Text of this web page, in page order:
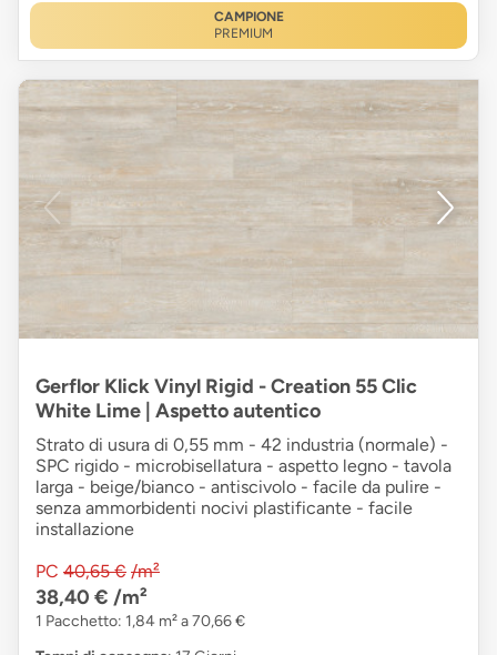
CAMPIONE
PREMIUM
Gerflor Klick Vinyl Rigid - Creation 55 Clic
White Lime | Aspetto autentico
Strato di usura di 0,55 mm - 42 industria (normale) -
SPC rigido - microbisellatura - aspetto legno - tavola
larga - beige/bianco - antiscivolo - facile da pulire -
senza ammorbidenti nocivi plastificante - facile
installazione
PC 40,65 € /m²
38,40 € /m²
1 Pacchetto: 1,84 m² a 70,66 €